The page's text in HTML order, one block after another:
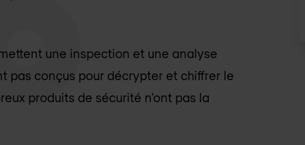
une inspection et une analyse
pas conçus pour décrypter et chiffrer le
produits de sécurité n'ont pas la